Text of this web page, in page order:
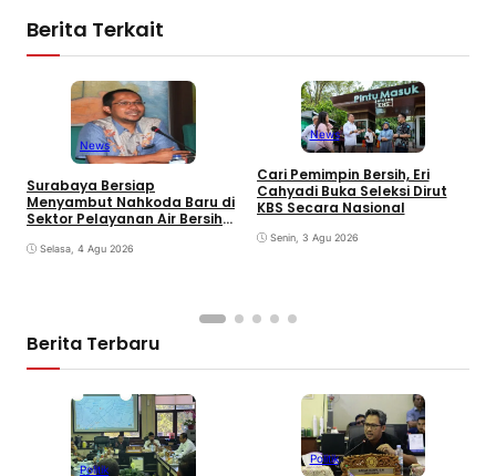
Berita Terkait
News
Surabaya Bersiap
Menyambut Nahkoda Baru di
Sektor Pelayanan Air Bersih
Selasa, 4 Agu 2026
News
Cari Pemimpin Bersih, Eri
Cahyadi Buka Seleksi Dirut
KBS Secara Nasional
Senin, 3 Agu 2026
Berita Terbaru
Politik
Politik